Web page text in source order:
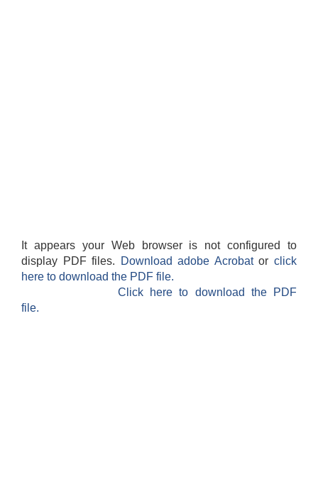
It appears your Web browser is not configured to
display PDF files.
Download adobe Acrobatorclick
here to download the PDF file.
Click here to download the PDF
file.